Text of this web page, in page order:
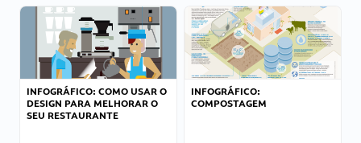
INFOGRÁFICO: COMO USAR O
DESIGN PARA MELHORAR O
SEU RESTAURANTE
INFOGRÁFICO:
COMPOSTAGEM